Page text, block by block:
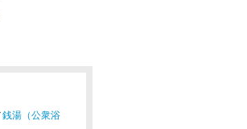
銭湯（公衆浴